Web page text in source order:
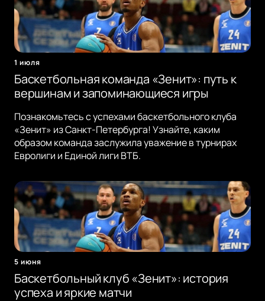
1 июля
Баскетбольная команда «Зенит»: путь к
вершинам и запоминающиеся игры
Познакомьтесь с успехами баскетбольного клуба
«Зенит» из Санкт-Петербурга! Узнайте, каким
образом команда заслужила уважение в турнирах
Евролиги и Единой лиги ВТБ.
5 июня
Баскетбольный клуб «Зенит»: история
успеха и яркие матчи